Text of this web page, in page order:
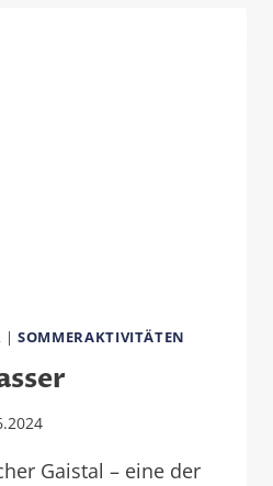
|SOMMERAKTIVITÄTEN
Gaistal – eine der